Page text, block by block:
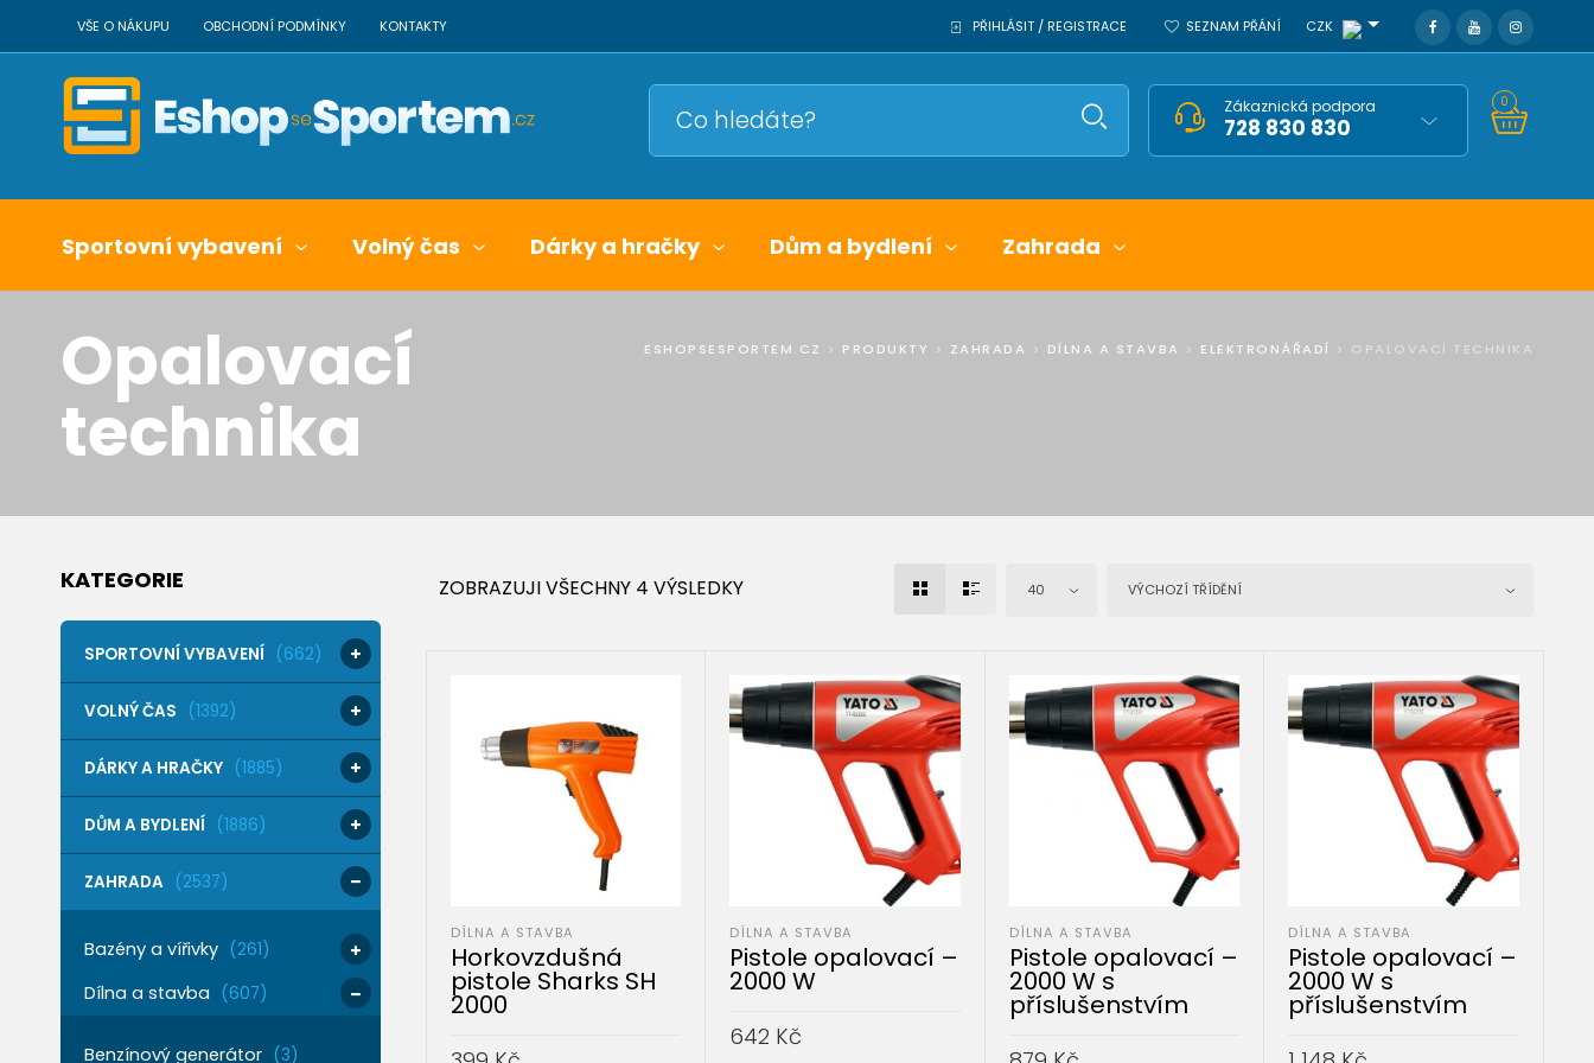
VŠE O NÁKUPU OBCHODNÍ PODMÍNKY KONTAKTY PŘIHLÁSIT / REGISTRACE SEZNAM PŘÁNÍ CZK
Zákaznická podpora
728 830 830
0
Sportovní vybavení Volný čas Dárky a hračky Dům a bydlení Zahrada
ESHOPSESPORTEM.CZ > PRODUKTY > ZAHRADA > DÍLNA A STAVBA > ELEKTRONÁŘADÍ > OPALOVACÍ TECHNIKA
Opalovací
technika
KATEGORIE
SPORTOVNÍ VYBAVENÍ (662)
VOLNÝ ČAS (1392)
DÁRKY A HRAČKY (1885)
DŮM A BYDLENÍ (1886)
ZAHRADA (2537)
Bazény a vířivky (261)
Dílna a stavba (607)
Benzínový generátor (3)
ZOBRAZUJI VŠECHNY 4 VÝSLEDKY 40 VÝCHOZÍ TŘÍDĚNÍ
DÍLNA A STAVBA
Horkovzdušná
pistole Sharks SH
2000
DÍLNA A STAVBA
Pistole opalovací –
2000 W
642 Kč
DÍLNA A STAVBA
Pistole opalovací –
2000 W s
příslušenstvím
DÍLNA A STAVBA
Pistole opalovací –
2000 W s
příslušenstvím